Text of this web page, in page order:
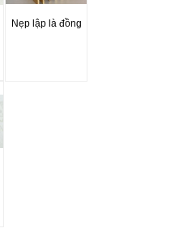
Nẹp lập là đồng